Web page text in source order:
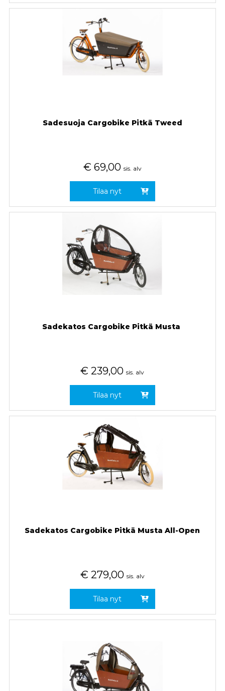
Sadesuoja Cargobike Pitkä Tweed
€ 69,00 sis. alv
Tilaa nyt
Sadekatos Cargobike Pitkä Musta
€ 239,00 sis. alv
Tilaa nyt
Sadekatos Cargobike Pitkä Musta All-Open
€ 279,00 sis. alv
Tilaa nyt